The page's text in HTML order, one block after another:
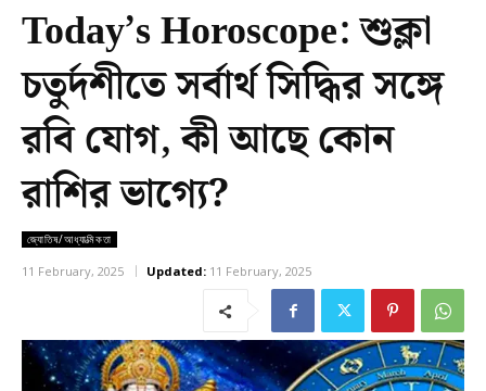
Today’s Horoscope: শুক্লা
চতুর্দশীতে সর্বার্থ সিদ্ধির সঙ্গে
রবি যোগ, কী আছে কোন
রাশির ভাগ্যে?
জ্যোতিষ/আধ্যাত্মিকতা
11 February, 2025 Updated: 11 February, 2025